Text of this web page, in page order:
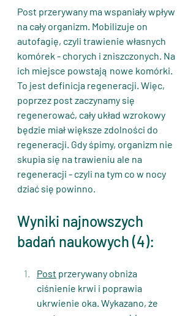
Post przerywany ma wspaniały wpływ
na cały organizm. Mobilizuje on
autofagię, czyli trawienie własnych
komórek - chorych i zniszczonych. Na
ich miejsce powstają nowe komórki.
To jest definicja regeneracji. Więc,
poprzez post zaczynamy się
regenerować, cały układ wzrokowy
będzie miał większe zdolności do
regeneracji. Gdy śpimy, organizm nie
skupia się na trawieniu ale na
regeneracji - czyli na tym co w nocy
dziać się powinno.
Wyniki najnowszych
badań naukowych (4):
Post przerywany obniża
ciśnienie krwi i poprawia
ukrwienie oka. Wykazano, że